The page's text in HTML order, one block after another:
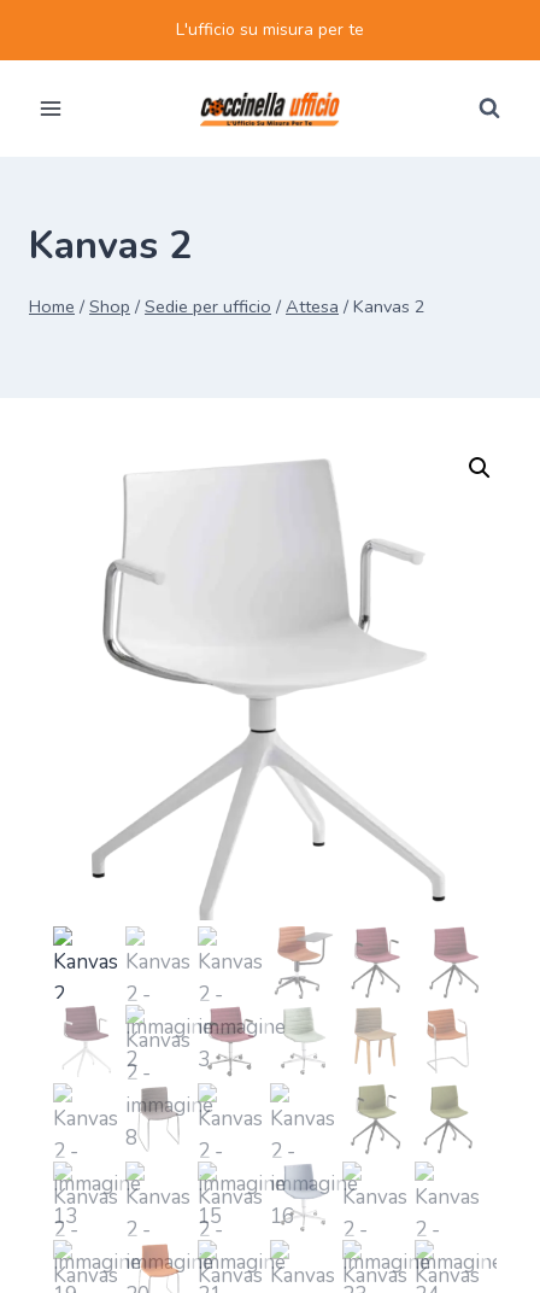
L'ufficio su misura per te
Kanvas 2
Home / Shop / Sedie per ufficio / Attesa / Kanvas 2